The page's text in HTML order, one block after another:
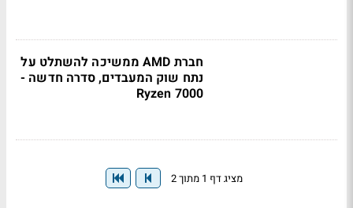
חברת AMD ממשיכה להשתלט על
נתח שוק המעבדים, סדרה חדשה -
Ryzen 7000
מציג דף 1 מתוך 2